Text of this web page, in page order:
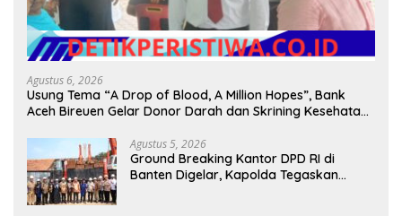
Agustus 6, 2026
Usung Tema “A Drop of Blood, A Million Hopes”, Bank
Aceh Bireuen Gelar Donor Darah dan Skrining Kesehatan
Agustus 5, 2026
Ground Breaking Kantor DPD RI di
Banten Digelar, Kapolda Tegaskan